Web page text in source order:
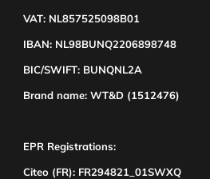
VAT: NL857525098B01
IBAN: NL98BUNQ2206898748
BIC/SWIFT: BUNQNL2A
Brand name: WT&D (1512476)
EPR Registrations:
Citeo (FR): FR294821_01SWXQ